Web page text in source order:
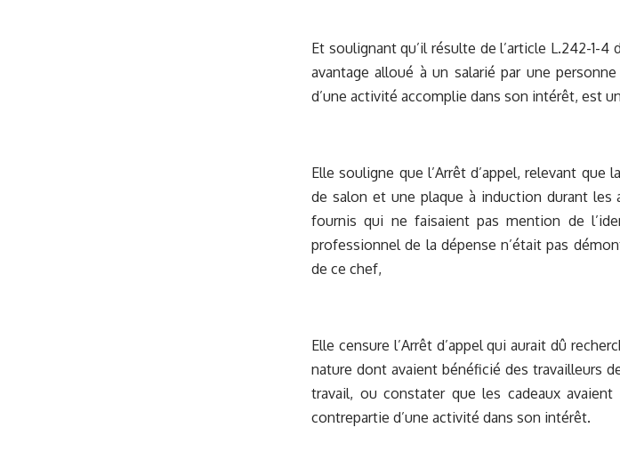
Et soulignant qu’il résulte de l’article L.242-1-
avantage alloué à un salarié par une
d’une activité accomplie dans son intérêt, est
Elle souligne que l’Arrêt d’appel, relevant
de salon et une plaque à induction durant les
fournis qui ne faisaient pas mention de
professionnel de la dépense n’était pas
de ce chef,
Elle censure l’Arrêt d’appel qui aurait dû
nature dont avaient bénéficié des travailleurs
travail, ou constater que les cadeaux
contrepartie d’une activité dans son intérêt.